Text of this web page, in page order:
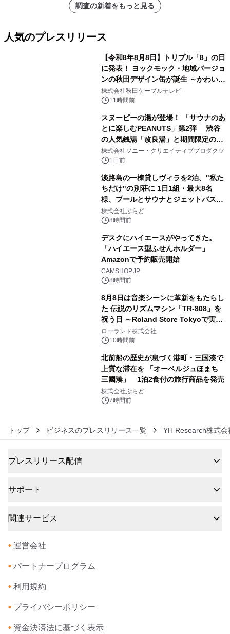
調査の新着をもっと見る
人気のプレスリリース
【令和8年8月8日】トリプル「8」の日
に発表！ ヨックモック・地域バージョ
ンの秋田デザイン缶が誕生 ～かわいい
秋田犬の子犬と秋田の四季と名所を巡
るパッケージ～ 9月1日(火)秋田県内で
株式会社秋田ケーブルテレビ
11時間前
スヌーピーの湯が登場！ 「サウナのあ
とに楽しむPEANUTS」第2弾 渋谷
の人気銭湯「改良湯」と期間限定のコ
ラボレーション サウナイキタイコラ
ボグッズも発売決定！
株式会社ソニー・クリエイティブプロダクツ
1日前
淡路島の一棟貸しヴィラを2泊、"私た
ちだけ"の別荘に 1日1組・最大8名
様、プールとサウナとジェットバス付
きで Villa Mon Temps AWAJIの連泊
素泊りプラン
株式会社ぷらど
8時間前
デスクにハイエースがやってきた。
「ハイエース型ふせんホルダー」
Amazonで予約販売開始
CAMSHOP.JP
8時間前
8月8日は音楽シーンに革新をもたらし
た 伝説のリズムマシン「TR-808」を
祝う日 ～Roland Store Tokyoで実機
を展示しての 記念キャンペーンを開
催 英国ラジオ「NTS」の 特別プログ
アーティストを フィーチャーしたアニ
メーションを公開～
ローランド株式会社
10時間前
北前船の歴史が息づく港町・三国湊で
上質な滞在を 「オーベルジュほまち
三國湊」 1泊2食付の旅行商品を発売
株式会社ぷらど
7時間前
トップ ビジネスのプレスリリース一覧 YH Research株式会
プレスリリース配信
サポート
関連サービス
• 運営会社
• パートナープログラム
• 利用規約
• プライバシーポリシー
• 資金決済法に基づく表示